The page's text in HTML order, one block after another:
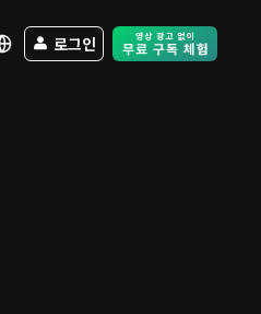
로그인 Free Trial -